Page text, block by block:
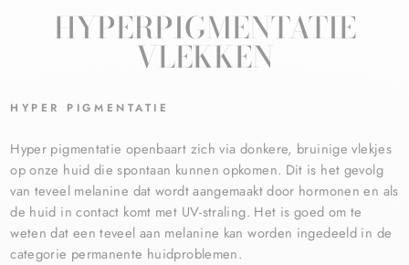
HYPERPIGMENTATIE
VLEKKEN
HYPER PIGMENTATIE
Hyper pigmentatie openbaart zich via donkere, bruinige vlekjes
op onze huid die spontaan kunnen opkomen. Dit is het gevolg
van teveel melanine dat wordt aangemaakt door hormonen en als
de huid in contact komt met UV-straling. Het is goed om te
weten dat een teveel aan melanine kan worden ingedeeld in de
categorie permanente huidproblemen.